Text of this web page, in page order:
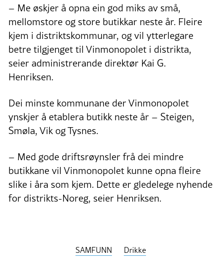
– Me øskjer å opna ein god miks av små,
mellomstore og store butikkar neste år. Fleire
kjem i distriktskommunar, og vil ytterlegare
betre tilgjenget til Vinmonopolet i distrikta,
seier administrerande direktør Kai G.
Henriksen.
Dei minste kommunane der Vinmonopolet
ynskjer å etablera butikk neste år – Steigen,
Smøla, Vik og Tysnes.
– Med gode driftsrøynsler frå dei mindre
butikkane vil Vinmonopolet kunne opna fleire
slike i åra som kjem. Dette er gledelege nyhende
for distrikts-Noreg, seier Henriksen.
SAMFUNN Drikke